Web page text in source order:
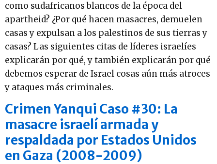
como sudafricanos blancos de la época del
apartheid? ¿Por qué hacen masacres, demuelen
casas y expulsan a los palestinos de sus tierras y
casas? Las siguientes citas de líderes israelíes
explicarán por qué, y también explicarán por qué
debemos esperar de Israel cosas aún más atroces
y ataques más criminales.
Crimen Yanqui Caso #30: La
masacre israelí armada y
respaldada por Estados Unidos
en Gaza (2008-2009)